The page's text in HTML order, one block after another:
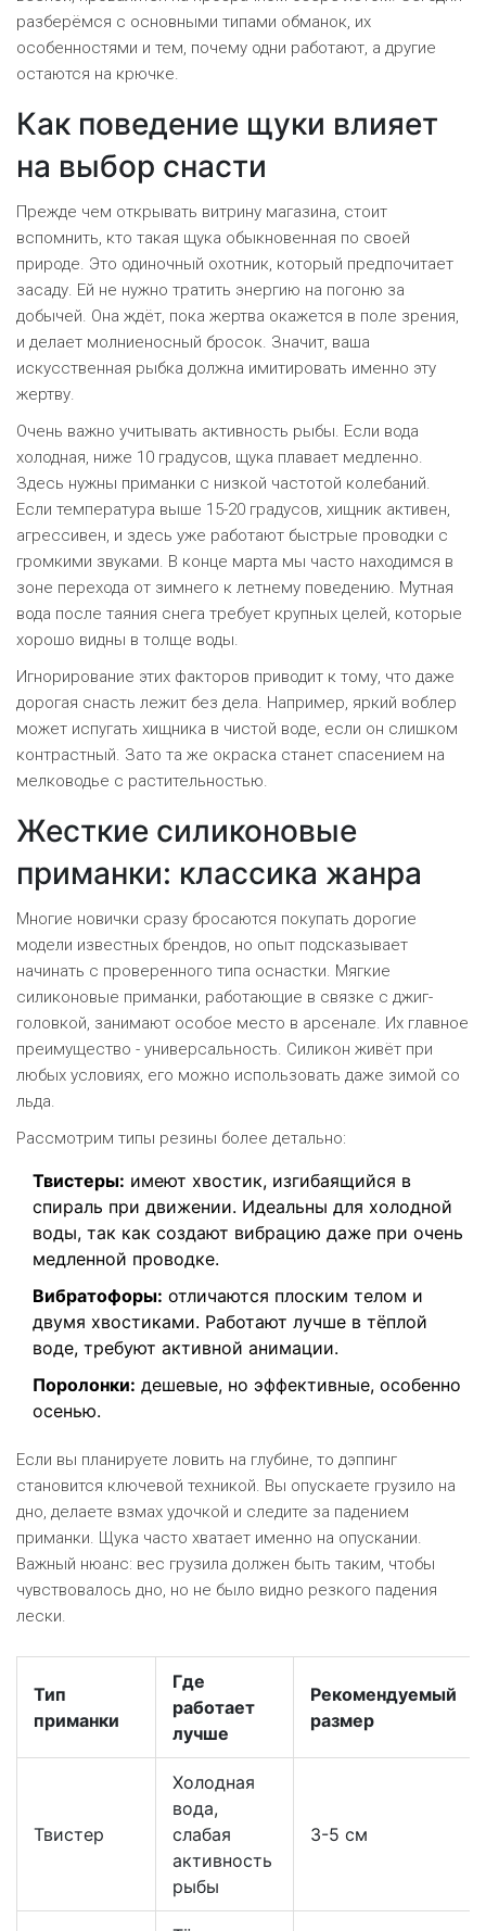
разберёмся с основными типами обманок, их
особенностями и тем, почему одни работают, а другие
остаются на крючке.
Как поведение щуки влияет
на выбор снасти
Прежде чем открывать витрину магазина, стоит
вспомнить, кто такая щука обыкновенная по своей
природе. Это одиночный охотник, который предпочитает
засаду. Ей не нужно тратить энергию на погоню за
добычей. Она ждёт, пока жертва окажется в поле зрения,
и делает молниеносный бросок. Значит, ваша
искусственная рыбка должна имитировать именно эту
жертву.
Очень важно учитывать активность рыбы. Если вода
холодная, ниже 10 градусов, щука плавает медленно.
Здесь нужны приманки с низкой частотой колебаний.
Если температура выше 15-20 градусов, хищник активен,
агрессивен, и здесь уже работают быстрые проводки с
громкими звуками. В конце марта мы часто находимся в
зоне перехода от зимнего к летнему поведению. Мутная
вода после таяния снега требует крупных целей, которые
хорошо видны в толще воды.
Игнорирование этих факторов приводит к тому, что даже
дорогая снасть лежит без дела. Например, яркий воблер
может испугать хищника в чистой воде, если он слишком
контрастный. Зато та же окраска станет спасением на
мелководье с растительностью.
Жесткие силиконовые
приманки: классика жанра
Многие новички сразу бросаются покупать дорогие
модели известных брендов, но опыт подсказывает
начинать с проверенного типа оснастки. Мягкие
силиконовые приманки, работающие в связке с джиг-
головкой, занимают особое место в арсенале. Их главное
преимущество - универсальность. Силикон живёт при
любых условиях, его можно использовать даже зимой со
льда.
Рассмотрим типы резины более детально:
Твистеры: имеют хвостик, изгибаящийся в
спираль при движении. Идеальны для холодной
воды, так как создают вибрацию даже при очень
медленной проводке.
Вибратофоры: отличаются плоским телом и
двумя хвостиками. Работают лучше в тёплой
воде, требуют активной анимации.
Поролонки: дешевые, но эффективные, особенно
осенью.
Если вы планируете ловить на глубине, то дэппинг
становится ключевой техникой. Вы опускаете грузило на
дно, делаете взмах удочкой и следите за падением
приманки. Щука часто хватает именно на опускании.
Важный нюанс: вес грузила должен быть таким, чтобы
чувствовалось дно, но не было видно резкого падения
лески.
Тип
приманки
Где
работает
лучше
Рекомендуемый
размер
Твистер
Холодная
вода,
слабая
активность
рыбы
3-5 см